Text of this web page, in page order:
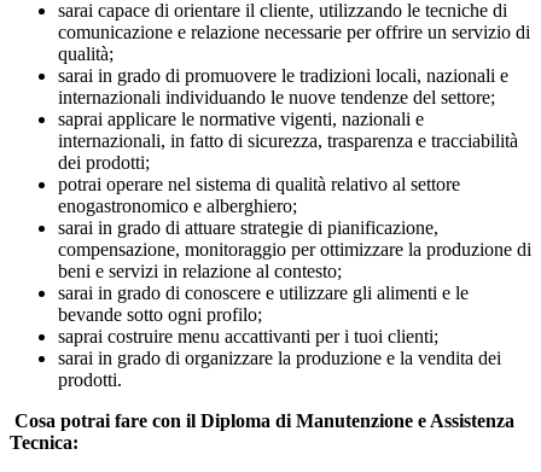
sarai capace di orientare il cliente, utilizzando le tecniche di
comunicazione e relazione necessarie per offrire un servizio di
qualità;
sarai in grado di promuovere le tradizioni locali, nazionali e
internazionali individuando le nuove tendenze del settore;
saprai applicare le normative vigenti, nazionali e
internazionali, in fatto di sicurezza, trasparenza e tracciabilità
dei prodotti;
potrai operare nel sistema di qualità relativo al settore
enogastronomico e alberghiero;
sarai in grado di attuare strategie di pianificazione,
compensazione, monitoraggio per ottimizzare la produzione di
beni e servizi in relazione al contesto;
sarai in grado di conoscere e utilizzare gli alimenti e le
bevande sotto ogni profilo;
saprai costruire menu accattivanti per i tuoi clienti;
sarai in grado di organizzare la produzione e la vendita dei
prodotti.
Cosa potrai fare con il Diploma di Manutenzione e Assistenza
Tecnica: